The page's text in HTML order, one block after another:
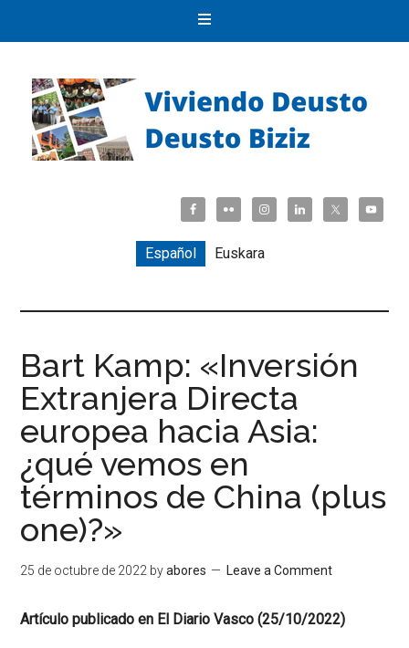
Español Euskara
Bart Kamp: «Inversión
Extranjera Directa
europea hacia Asia:
¿qué vemos en
términos de China (plus
one)?»
25 de octubre de 2022 byabores Leave a Comment
Artículo publicado en El Diario Vasco (25/10/2022)